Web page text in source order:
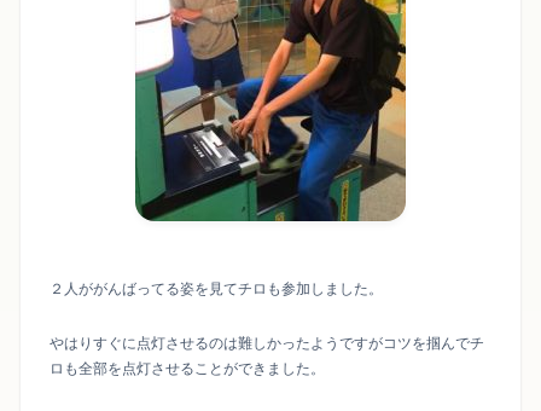
２人ががんばってる姿を見てチロも参加しました。
やはりすぐに点灯させるのは難しかったようですがコツを掴んでチ
ロも全部を点灯させることができました。